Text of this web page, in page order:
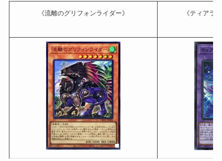
《流離のグリフォンライダー》 《ティアラ